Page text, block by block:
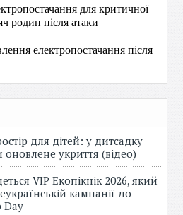
для критичної
родин після атаки
електропостачання після
для дітей: у дитсадку
укриття (відео)
VIP Екопікнік 2026, який
кампанії до
Day